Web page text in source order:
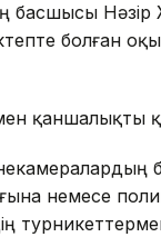
басшысы
болған
қаншалықты
немесе